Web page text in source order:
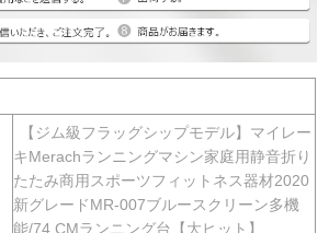
【ジム級フラッグシップモデル】マイレー
キMerachランニングマシン家庭用静音折り
たたみ商用スポーツフィットネス器材2020
新グレードMR-007ブルースクリーン多機
能/74 CMランニング台【大ヒット】